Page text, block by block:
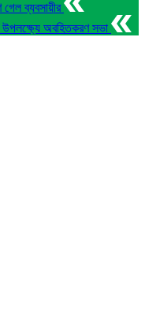
ব্যবসায়ীর
উপলক্ষ্যে অবহিতকরণ সভা